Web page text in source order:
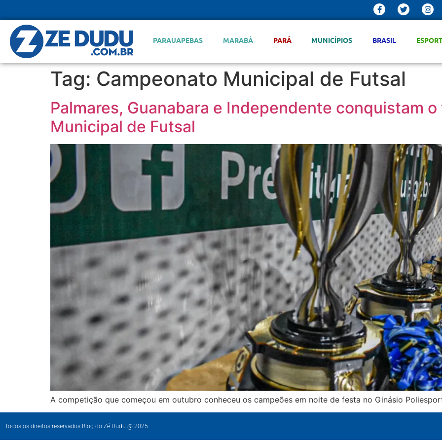
PARAUAPEBAS MARABÁ PARÁ MUNICÍPIOS BRASIL
Tag: Campeonato Municipal de Futsal
Palmares, Guanabara e Independente conquistam
Municipal de Futsal
A competição que começou em outubro conheceu os campeões em noite de festa no Ginásio
Todos os direitos reservados Blog do Zé Dudu @ 2025